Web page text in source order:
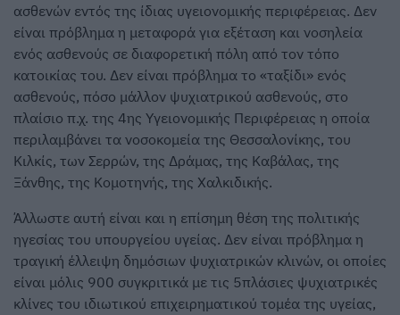
ασθενών εντός της ίδιας υγειονομικής περιφέρειας. Δεν
είναι πρόβλημα η μεταφορά για εξέταση και νοσηλεία
ενός ασθενούς σε διαφορετική πόλη από τον τόπο
κατοικίας του. Δεν είναι πρόβλημα το «ταξίδι» ενός
ασθενούς, πόσο μάλλον ψυχιατρικού ασθενούς, στο
πλαίσιο π.χ. της 4ης Υγειονομικής Περιφέρειας η οποία
περιλαμβάνει τα νοσοκομεία της Θεσσαλονίκης, του
Κιλκίς, των Σερρών, της Δράμας, της Καβάλας, της
Ξάνθης, της Κομοτηνής, της Χαλκιδικής.
Άλλωστε αυτή είναι και η επίσημη θέση της πολιτικής
ηγεσίας του υπουργείου υγείας. Δεν είναι πρόβλημα η
τραγική έλλειψη δημόσιων ψυχιατρικών κλινών, οι οποίες
είναι μόλις 900 συγκριτικά με τις 5πλάσιες ψυχιατρικές
κλίνες του ιδιωτικού επιχειρηματικού τομέα της υγείας,